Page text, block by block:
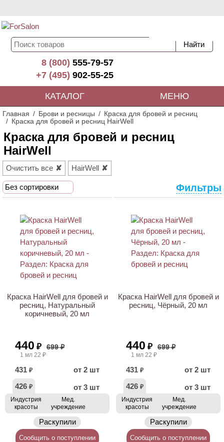
8 (800)555-79-57
+7 (495)902-55-25
КАТАЛОГ МЕНЮ
Главная Брови и ресницы
Краска для бровей и ресниц
Краска для бровей и ресниц HairWell
Краска для бровей и ресниц
HairWell
Очистить все HairWell
Без сортировки Фильтры
Краска HairWell для бровей и
ресниц, Натуральный
коричневый, 20 мл
440 ₽ 699 ₽
1 мл 22 ₽
431 ₽
от 2 шт
426 ₽ от 3 шт
Индустрия
красоты
Мед.
учреждение
Раскупили
Сообщить о поступлении
Краска HairWell для бровей и
ресниц, Чёрный, 20 мл
440 ₽ 699 ₽
1 мл 22 ₽
431 ₽
от 2 шт
426 ₽ от 3 шт
Индустрия
красоты
Мед.
учреждение
Раскупили
Сообщить о поступлении